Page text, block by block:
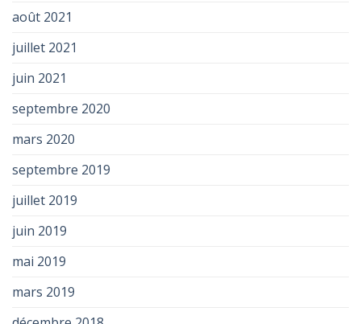
août 2021
juillet 2021
juin 2021
septembre 2020
mars 2020
septembre 2019
juillet 2019
juin 2019
mai 2019
mars 2019